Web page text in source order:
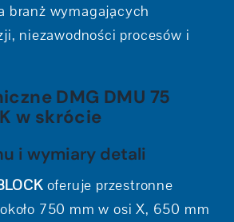
branż wymagających
niezawodności procesów i
DMG DMU 75
w skrócie
i wymiary detali
oferuje przestronne
750 mm w osi X, 650 mm